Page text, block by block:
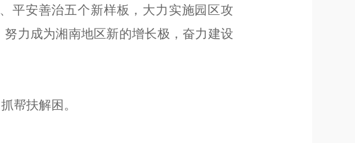
平安善治五个新样板，大力实施园区攻
力成为湘南地区新的增长极，奋力建设
帮扶解困。